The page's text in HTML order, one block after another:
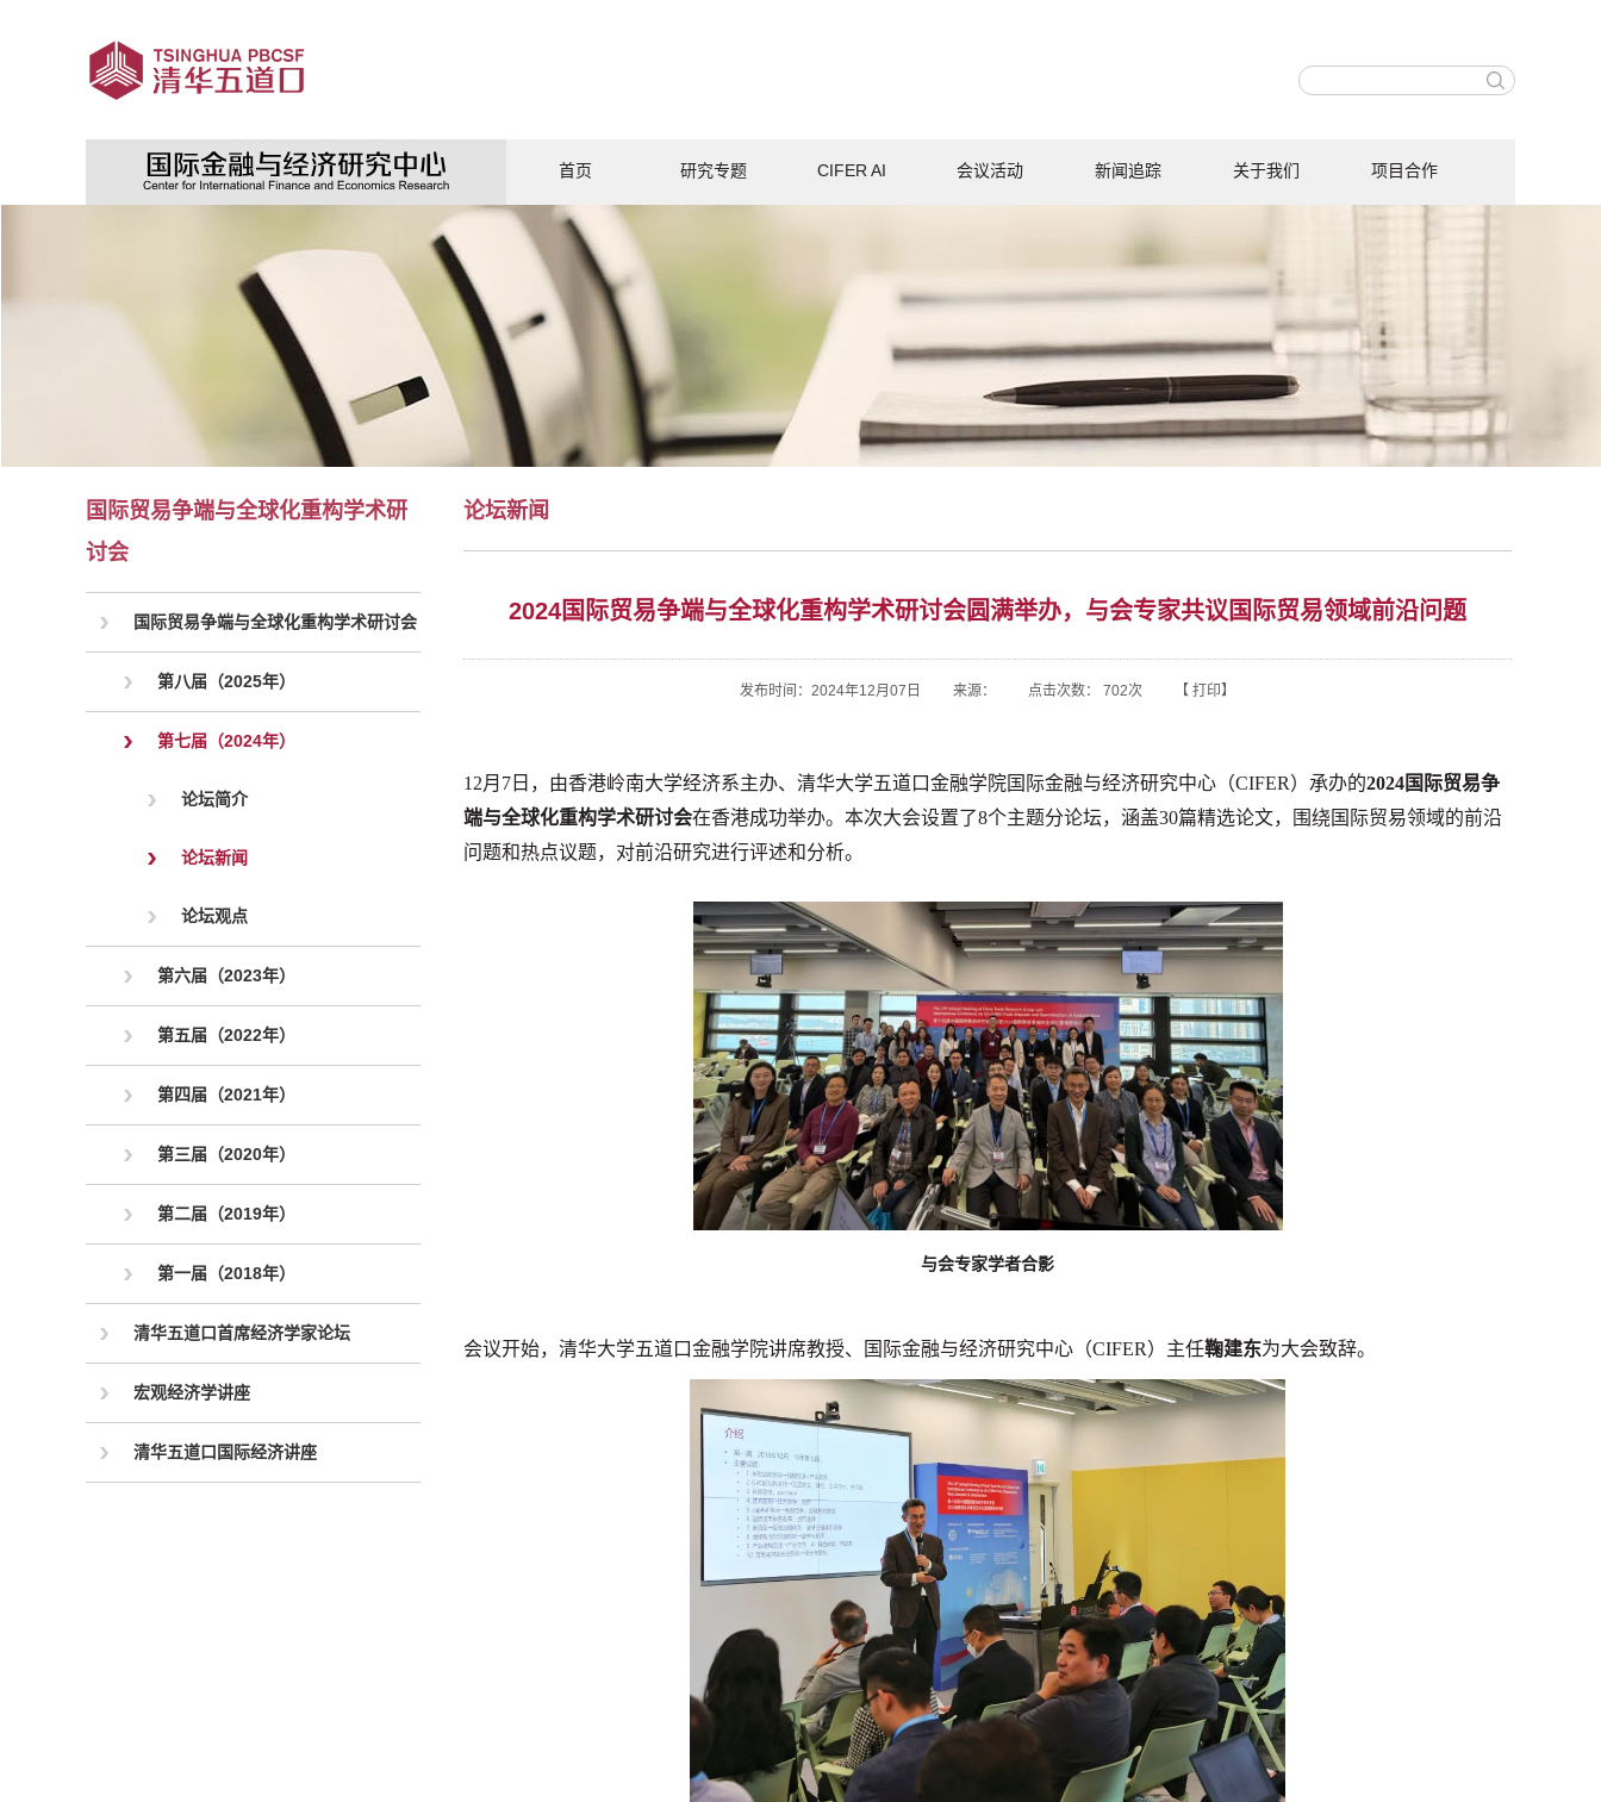
首页 研究专题 CIFER AI 会议活动 新闻追踪 关于我们 项目合作
国际贸易争端与全球化重构学术研
讨会
国际贸易争端与全球化重构学术研讨会
第八届（2025年）
第七届（2024年）
论坛简介
论坛新闻
论坛观点
第六届（2023年）
第五届（2022年）
第四届（2021年）
第三届（2020年）
第二届（2019年）
第一届（2018年）
清华五道口首席经济学家论坛
宏观经济学讲座
清华五道口国际经济讲座
论坛新闻
2024国际贸易争端与全球化重构学术研讨会圆满举办，与会专家共议国际贸易领域前沿问题
发布时间：2024年12月07日 来源： 点击次数： 702次 【 打印】
12月7日，由香港岭南大学经济系主办、清华大学五道口金融学院国际金融与经济研究中心（CIFER）承办的2024国际贸易争
端与全球化重构学术研讨会在香港成功举办。本次大会设置了8个主题分论坛，涵盖30篇精选论文， 围绕国际贸易领域的前沿
问题和热点议题，对前沿研究进行评述和分析。
与会专家学者合影
会议开始，清华大学五道口金融学院讲席教授、国际金融与经济研究中心（CIFER）主任鞠建东为大会致辞。